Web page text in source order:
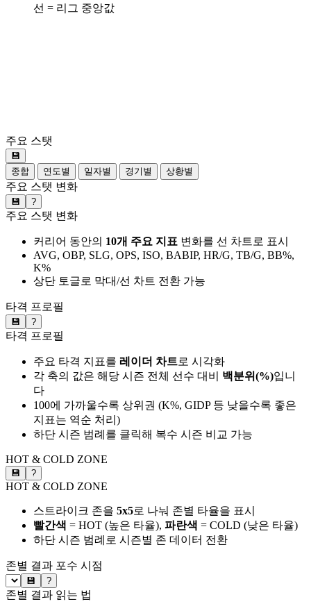
선 = 리그 중앙값
주요 스탯
💾
종합
연도별 일자별 경기별 상황별
주요 스탯 변화
💾 ?
주요 스탯 변화
커리어 동안의 10개 주요 지표 변화를 선 차트로 표시
AVG, OBP, SLG, OPS, ISO, BABIP, HR/G, TB/G, BB%,
K%
상단 토글로 막대/선 차트 전환 가능
타격 프로필
💾 ?
타격 프로필
주요 타격 지표를 레이더 차트로 시각화
각 축의 값은 해당 시즌 전체 선수 대비 백분위(%)입니
다
100에 가까울수록 상위권 (K%, GIDP 등 낮을수록 좋은
지표는 역순 처리)
하단 시즌 범례를 클릭해 복수 시즌 비교 가능
HOT & COLD ZONE
💾 ?
HOT & COLD ZONE
스트라이크 존을 5x5로 나눠 존별 타율을 표시
빨간색 = HOT (높은 타율), 파란색 = COLD (낮은 타율)
하단 시즌 범례로 시즌별 존 데이터 전환
존별 결과 포수 시점
💾 ?
존별 결과 읽는 법